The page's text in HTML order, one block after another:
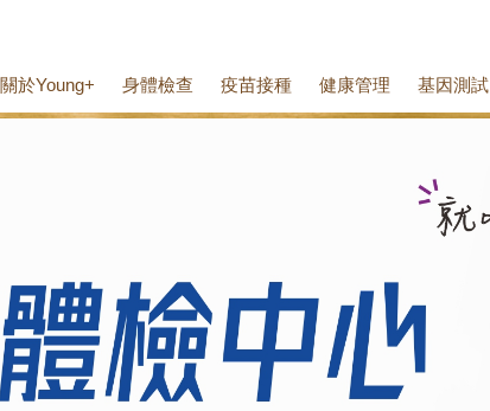
關於Young+ 身體檢查 疫苗接種 健康管理 基因測試